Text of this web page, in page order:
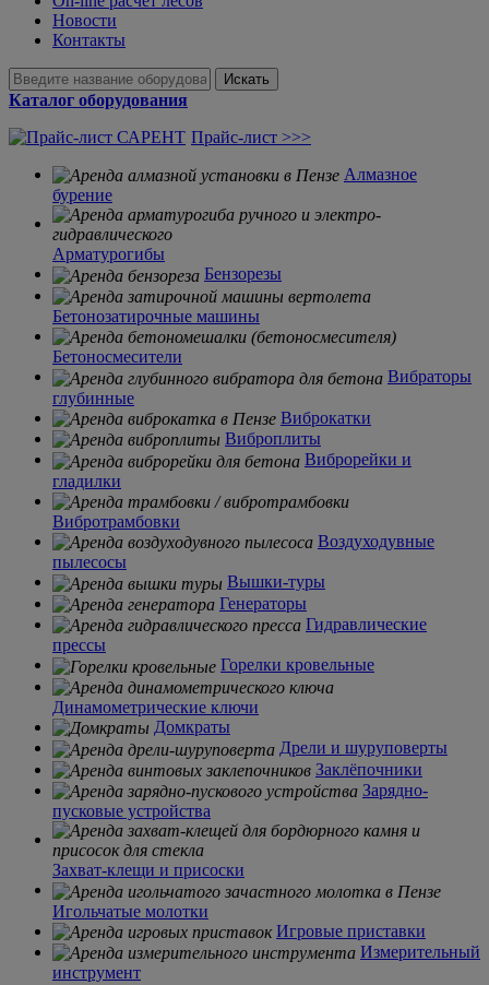
Новости
Контакты
Искать
Каталог оборудования
Прайс-лист >>>
Алмазное
бурение
Арматурогибы
Бензорезы
Бетонозатирочные машины
Бетоносмесители
Вибраторы
глубинные
Виброкатки
Виброплиты
Виброрейки и
гладилки
Вибротрамбовки
Воздуходувные
пылесосы
Вышки-туры
Генераторы
Гидравлические
прессы
Горелки кровельные
Динамометрические ключи
Домкраты
Дрели и шуруповерты
Заклёпочники
Зарядно-
пусковые устройства
Захват-клещи и присоски
Игольчатые молотки
Игровые приставки
Измерительный
инструмент